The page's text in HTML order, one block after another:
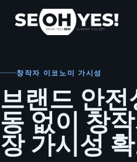
SEOH
창작자 이코노미 가시성
브랜드 안전
동 없이 창
장 가시성